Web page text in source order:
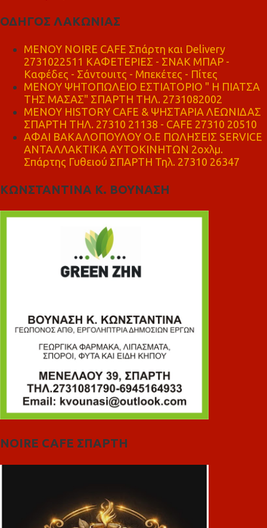
ΟΔΗΓΟΣ ΛΑΚΩΝΙΑΣ
MENOY NOIRE CAFE Σπάρτη και Delivery
2731022511 ΚΑΦΕΤΕΡΙΕΣ - ΣΝΑΚ ΜΠΑΡ -
Καφέδες - Σάντουιτς - Μπεκέτες - Πίτες
ΜΕΝΟΥ ΨΗΤΟΠΩΛΕΙΟ ΕΣΤΙΑΤΟΡΙΟ " Η ΠΙΑΤΣΑ
ΤΗΣ ΜΑΣΑΣ" ΣΠΑΡΤΗ ΤΗΛ. 2731082002
ΜΕΝΟΥ HISTORY CAFE & ΨΗΣΤΑΡΙΑ ΛΕΩΝΙΔΑΣ
ΣΠΑΡΤΗ ΤΗΛ. 27310 21138 - CAFE 27310 20510
ΑΦΑΙ ΒΑΚΑΛΟΠΟΥΛΟΥ Ο.Ε ΠΩΛΗΣΕΙΣ SERVICE
ΑΝΤΑΛΛΑΚΤΙΚΑ ΑΥΤΟΚΙΝΗΤΩΝ 2οχλμ.
Σπάρτης Γυθειού ΣΠΑΡΤΗ Τηλ. 27310 26347
ΚΩΝΣΤΑΝΤΙΝΑ Κ. ΒΟΥΝΑΣΗ
NOIRE CAFE ΣΠΑΡΤΗ